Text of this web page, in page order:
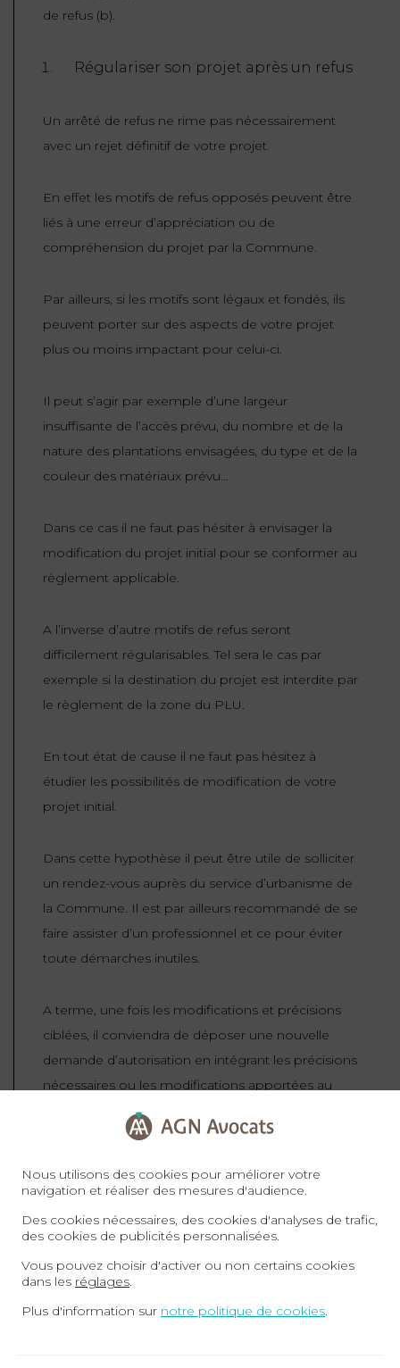
de refus (b).
Régulariser son projet après un refus
Un arrêté de refus ne rime pas nécessairement
avec un rejet définitif de votre projet.
En effet les motifs de refus opposés peuvent être
liés à une erreur d’appréciation ou de
compréhension du projet par la Commune.
Par ailleurs, si les motifs sont légaux et fondés, ils
peuvent porter sur des aspects de votre projet
plus ou moins impactant pour celui-ci.
Il peut s’agir par exemple d’une largeur
insuffisante de l’accès prévu, du nombre et de la
nature des plantations envisagées, du type et de la
couleur des matériaux prévu…
Dans ce cas il ne faut pas hésiter à envisager la
modification du projet initial pour se conformer au
règlement applicable.
A l’inverse d’autre motifs de refus seront
difficilement régularisables. Tel sera le cas par
exemple si la destination du projet est interdite par
le règlement de la zone du PLU.
En tout état de cause il ne faut pas hésitez à
étudier les possibilités de modification de votre
projet initial.
Dans cette hypothèse il peut être utile de solliciter
un rendez-vous auprès du service d’urbanisme de
la Commune. Il est par ailleurs recommandé de se
faire assister d’un professionnel et ce pour éviter
toute démarches inutiles.
A terme, une fois les modifications et précisions
ciblées, il conviendra de déposer une nouvelle
demande d’autorisation en intégrant les précisions
nécessaires ou les modifications apportées au
décision du Maire.
Contester l’arrêté de refus
L’autre option consiste à contester l’arrêté de
refus en raison de son illégalité.
Nous utilisons des cookies pour améliorer votre
navigation et réaliser des mesures d'audience.
Des cookies nécessaires, des cookies d'analyses de trafic,
des cookies de publicités personnalisées.
Vous pouvez choisir d'activer ou non certains cookies
dans les réglages
Plus d'information sur notre politique de cookies